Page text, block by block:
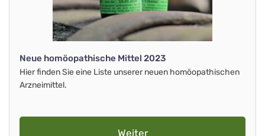
Neue homöopathische Mittel 2023
Hier finden Sie eine Liste unserer neuen homöopathischen
Arzneimittel.
Weiter